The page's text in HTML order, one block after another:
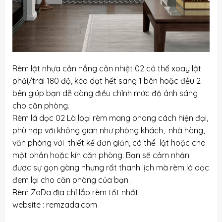
Rèm lật nhựa cản nắng cản nhiệt 02 có thể xoay lật
phải/trái 180 độ, kéo dạt hết sang 1 bên hoặc đều 2
bên giúp bạn dễ dàng điều chỉnh mức độ ánh sáng
cho căn phòng.
Rèm lá dọc 02 Là loại rèm mang phong cách hiện đại,
phù hợp với không gian như phòng khách, nhà hàng,
văn phòng với thiết kế đơn giản, có thể lật hoặc che
một phần hoặc kín căn phòng. Bạn sẽ cảm nhận
được sự gọn gàng nhưng rất thanh lịch mà rèm lá dọc
đem lại cho căn phòng của bạn.
Rèm ZaDa địa chỉ lắp rèm tốt nhất
website : remzada.com